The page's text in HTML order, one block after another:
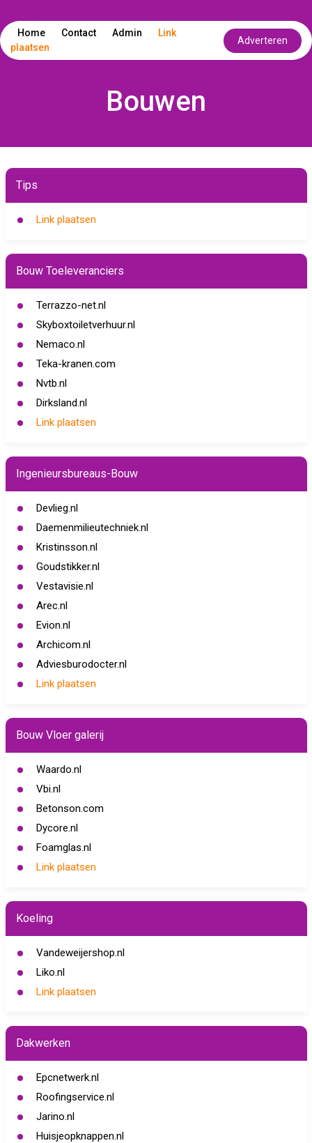
Home Contact Admin
Link
plaatsen
Adverteren
Bouwen
Tips
Link plaatsen
Bouw Toeleveranciers
Terrazzo-net.nl
Skyboxtoiletverhuur.nl
Nemaco.nl
Teka-kranen.com
Nvtb.nl
Dirksland.nl
Link plaatsen
Ingenieursbureaus-Bouw
Devlieg.nl
Daemenmilieutechniek.nl
Kristinsson.nl
Goudstikker.nl
Vestavisie.nl
Arec.nl
Evion.nl
Archicom.nl
Adviesburodocter.nl
Link plaatsen
Bouw Vloer galerij
Waardo.nl
Vbi.nl
Betonson.com
Dycore.nl
Foamglas.nl
Link plaatsen
Koeling
Vandeweijershop.nl
Liko.nl
Link plaatsen
Dakwerken
Epcnetwerk.nl
Roofingservice.nl
Jarino.nl
Huisjeopknappen.nl